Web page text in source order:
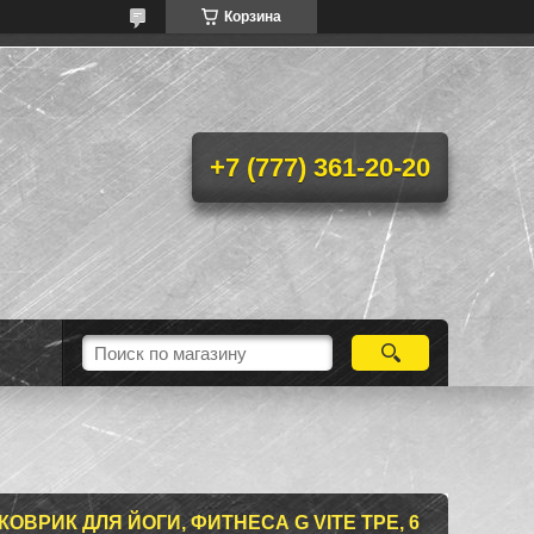
Корзина
+7 (777) 361-20-20
ДЛЯ ЙОГИ, ФИТНЕСА G VITE TPE, 6